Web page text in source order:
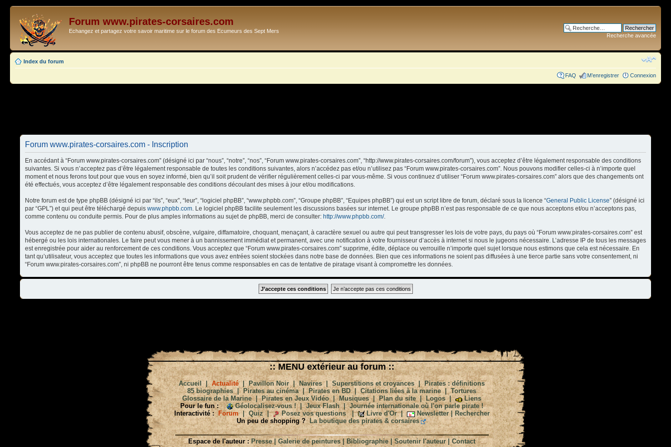
Forum www.pirates-corsaires.com
Echangez et partagez votre savoir maritime sur le forum des Ecumeurs des Sept Mers
Recherche avancée
Index du forum
FAQ M’enregistrer Connexion
Forum www.pirates-corsaires.com - Inscription
En accédant à “Forum www.pirates-corsaires.com” (désigné ici par “nous”, “notre”, “nos”, “Forum www.pirates-corsaires.com”, “http://www.pirates-corsaires.com/forum”), vous acceptez d’être légalement responsable des conditions
suivantes. Si vous n’acceptez pas d’être légalement responsable de toutes les conditions suivantes, alors n’accédez pas et/ou n’utilisez pas “Forum www.pirates-corsaires.com”. Nous pouvons modifier celles-ci à n’importe quel
moment et nous ferons tout pour que vous en soyez informé, bien qu’il soit prudent de vérifier régulièrement celles-ci par vous-même. Si vous continuez d’utiliser “Forum www.pirates-corsaires.com” alors que des changements ont
été effectués, vous acceptez d’être légalement responsable des conditions découlant des mises à jour et/ou modifications.
Notre forum est de type phpBB (désigné ici par “ils”, “eux”, “leur”, “logiciel phpBB”, “www.phpbb.com”, “Groupe phpBB”, “Equipes phpBB”) qui est un script libre de forum, déclaré sous la licence “General Public License” (désigné ici
par “GPL”) et qui peut être téléchargé depuis www.phpbb.com. Le logiciel phpBB facilite seulement les discussions basées sur internet. Le groupe phpBB n’est pas responsable de ce que nous acceptons et/ou n’acceptons pas,
comme contenu ou conduite permis. Pour de plus amples informations au sujet de phpBB, merci de consulter: http://www.phpbb.com/.
Vous acceptez de ne pas publier de contenu abusif, obscène, vulgaire, diffamatoire, choquant, menaçant, à caractère sexuel ou autre qui peut transgresser les lois de votre pays, du pays où “Forum www.pirates-corsaires.com” est
hébergé ou les lois internationales. Le faire peut vous mener à un bannissement immédiat et permanent, avec une notification à votre fournisseur d’accès à internet si nous le jugeons nécessaire. L’adresse IP de tous les messages
est enregistrée pour aider au renforcement de ces conditions. Vous acceptez que “Forum www.pirates-corsaires.com” supprime, édite, déplace ou verrouille n’importe quel sujet lorsque nous estimons que cela est nécessaire. En
tant qu’utilisateur, vous acceptez que toutes les informations que vous avez entrées soient stockées dans notre base de données. Bien que ces informations ne soient pas diffusées à une tierce partie sans votre consentement, ni
“Forum www.pirates-corsaires.com”, ni phpBB ne pourront être tenus comme responsables en cas de tentative de piratage visant à compromettre les données.
:: MENU extérieur au forum ::
Accueil |Actualité|Pavillon Noir|Navires|Superstitions et croyances|Pirates : définitions
85 biographies| Pirates au cinéma|Pirates en BD|Citations liées à la marine|Tortures
Glossaire de la Marine|Pirates en Jeux Vidéo|Musiques|Plan du site|Logos|
Liens
Pour le fun :
Géolocalisez-vous !|Jeux Flash|Journée internationale où l'on parle pirate !
Interactivité : Forum| Quiz| Posez vos questions| Livre d'Or| Newsletter| Rechercher
Un peu de shopping ?
La boutique des pirates & corsaires
Espace de l'auteur : Presse|Galerie de peintures|Bibliographie|Soutenir l'auteur|Contact